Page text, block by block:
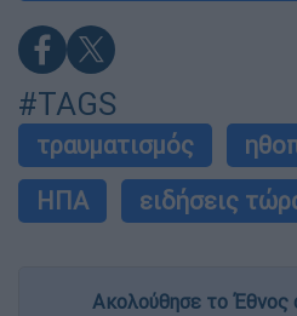
#TAGS
τραυματισμός
ΗΠΑ
ειδήσεις
Ακολούθησε το Έθνος